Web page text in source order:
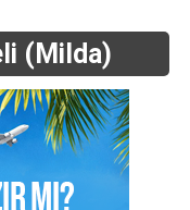
(Milda)